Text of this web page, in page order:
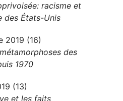
racisme et
des États-Unis
2019 (16)
des
1970
(13)
et les faits